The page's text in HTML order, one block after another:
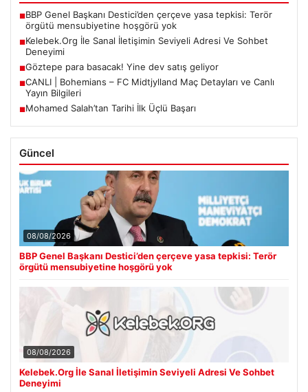
■BBP Genel Başkanı Destici’den çerçeve yasa tepkisi: Terör
örgütü mensubiyetine hoşgörü yok
■Kelebek.Org İle Sanal İletişimin Seviyeli Adresi Ve Sohbet
Deneyimi
■Göztepe para basacak! Yine dev satış geliyor
■CANLI | Bohemians – FC Midtjylland Maç Detayları ve Canlı
Yayın Bilgileri
■Mohamed Salah’tan Tarihi İlk Üçlü Başarı
Güncel
08/08/2026
BBP Genel Başkanı Destici’den çerçeve yasa tepkisi: Terör
örgütü mensubiyetine hoşgörü yok
08/08/2026
Kelebek.Org İle Sanal İletişimin Seviyeli Adresi Ve Sohbet
Deneyimi